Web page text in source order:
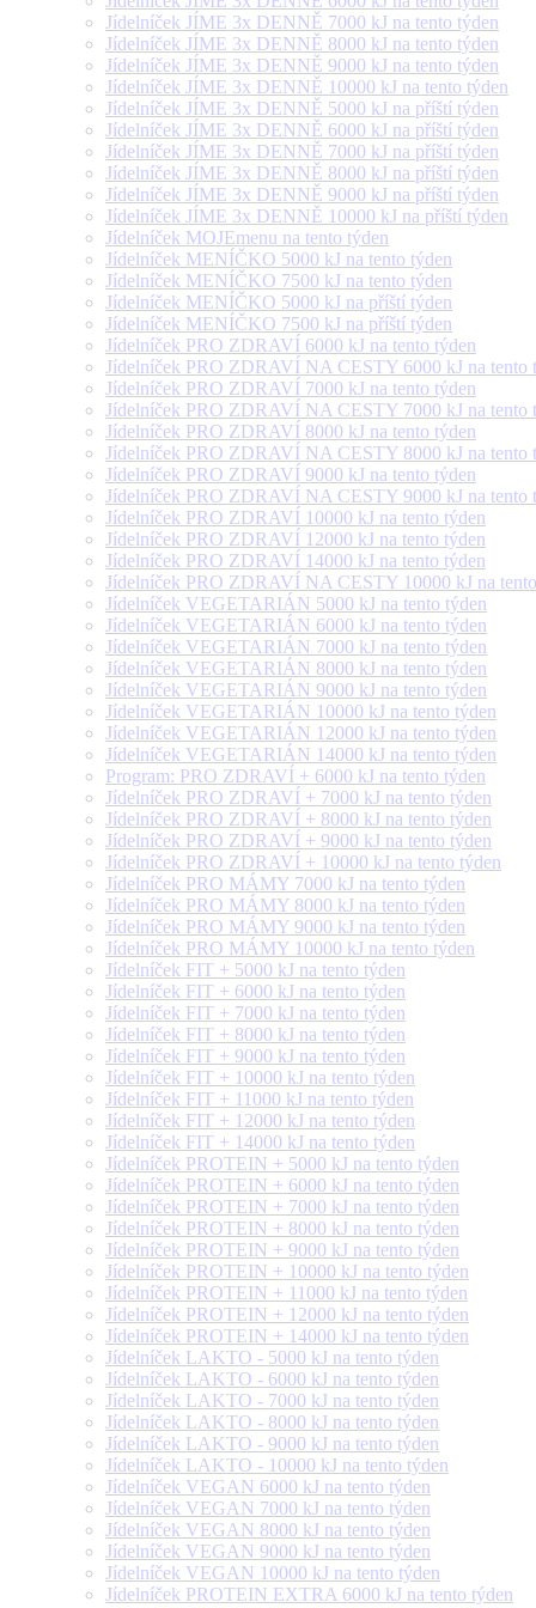
Jídelníček JÍME 3x DENNĚ 7000 kJ na tento týden
Jídelníček JÍME 3x DENNĚ 8000 kJ na tento týden
Jídelníček JÍME 3x DENNĚ 9000 kJ na tento týden
Jídelníček JÍME 3x DENNĚ 10000 kJ na tento týden
Jídelníček JÍME 3x DENNĚ 5000 kJ na příští týden
Jídelníček JÍME 3x DENNĚ 6000 kJ na příští týden
Jídelníček JÍME 3x DENNĚ 7000 kJ na příští týden
Jídelníček JÍME 3x DENNĚ 8000 kJ na příští týden
Jídelníček JÍME 3x DENNĚ 9000 kJ na příští týden
Jídelníček JÍME 3x DENNĚ 10000 kJ na příští týden
Jídelníček MOJEmenu na tento týden
Jídelníček MENÍČKO 5000 kJ na tento týden
Jídelníček MENÍČKO 7500 kJ na tento týden
Jídelníček MENÍČKO 5000 kJ na příští týden
Jídelníček MENÍČKO 7500 kJ na příští týden
Jídelníček PRO ZDRAVÍ 6000 kJ na tento týden
Jídelníček PRO ZDRAVÍ NA CESTY 6000 kJ na tento
Jídelníček PRO ZDRAVÍ 7000 kJ na tento týden
Jídelníček PRO ZDRAVÍ NA CESTY 7000 kJ na tento
Jídelníček PRO ZDRAVÍ 8000 kJ na tento týden
Jídelníček PRO ZDRAVÍ NA CESTY 8000 kJ na tento
Jídelníček PRO ZDRAVÍ 9000 kJ na tento týden
Jídelníček PRO ZDRAVÍ NA CESTY 9000 kJ na tento
Jídelníček PRO ZDRAVÍ 10000 kJ na tento týden
Jídelníček PRO ZDRAVÍ 12000 kJ na tento týden
Jídelníček PRO ZDRAVÍ 14000 kJ na tento týden
Jídelníček PRO ZDRAVÍ NA CESTY 10000 kJ na
Jídelníček VEGETARIÁN 5000 kJ na tento týden
Jídelníček VEGETARIÁN 6000 kJ na tento týden
Jídelníček VEGETARIÁN 7000 kJ na tento týden
Jídelníček VEGETARIÁN 8000 kJ na tento týden
Jídelníček VEGETARIÁN 9000 kJ na tento týden
Jídelníček VEGETARIÁN 10000 kJ na tento týden
Jídelníček VEGETARIÁN 12000 kJ na tento týden
Jídelníček VEGETARIÁN 14000 kJ na tento týden
Program: PRO ZDRAVÍ + 6000 kJ na tento týden
Jídelníček PRO ZDRAVÍ + 7000 kJ na tento týden
Jídelníček PRO ZDRAVÍ + 8000 kJ na tento týden
Jídelníček PRO ZDRAVÍ + 9000 kJ na tento týden
Jídelníček PRO ZDRAVÍ + 10000 kJ na tento týden
Jídelníček PRO MÁMY 7000 kJ na tento týden
Jídelníček PRO MÁMY 8000 kJ na tento týden
Jídelníček PRO MÁMY 9000 kJ na tento týden
Jídelníček PRO MÁMY 10000 kJ na tento týden
Jídelníček FIT + 5000 kJ na tento týden
Jídelníček FIT + 6000 kJ na tento týden
Jídelníček FIT + 7000 kJ na tento týden
Jídelníček FIT + 8000 kJ na tento týden
Jídelníček FIT + 9000 kJ na tento týden
Jídelníček FIT + 10000 kJ na tento týden
Jídelníček FIT + 11000 kJ na tento týden
Jídelníček FIT + 12000 kJ na tento týden
Jídelníček FIT + 14000 kJ na tento týden
Jídelníček PROTEIN + 5000 kJ na tento týden
Jídelníček PROTEIN + 6000 kJ na tento týden
Jídelníček PROTEIN + 7000 kJ na tento týden
Jídelníček PROTEIN + 8000 kJ na tento týden
Jídelníček PROTEIN + 9000 kJ na tento týden
Jídelníček PROTEIN + 10000 kJ na tento týden
Jídelníček PROTEIN + 11000 kJ na tento týden
Jídelníček PROTEIN + 12000 kJ na tento týden
Jídelníček PROTEIN + 14000 kJ na tento týden
Jídelníček LAKTO - 5000 kJ na tento týden
Jídelníček LAKTO - 6000 kJ na tento týden
Jídelníček LAKTO - 7000 kJ na tento týden
Jídelníček LAKTO - 8000 kJ na tento týden
Jídelníček LAKTO - 9000 kJ na tento týden
Jídelníček LAKTO - 10000 kJ na tento týden
Jídelníček VEGAN 6000 kJ na tento týden
Jídelníček VEGAN 7000 kJ na tento týden
Jídelníček VEGAN 8000 kJ na tento týden
Jídelníček VEGAN 9000 kJ na tento týden
Jídelníček VEGAN 10000 kJ na tento týden
Jídelníček PROTEIN EXTRA 6000 kJ na tento týden